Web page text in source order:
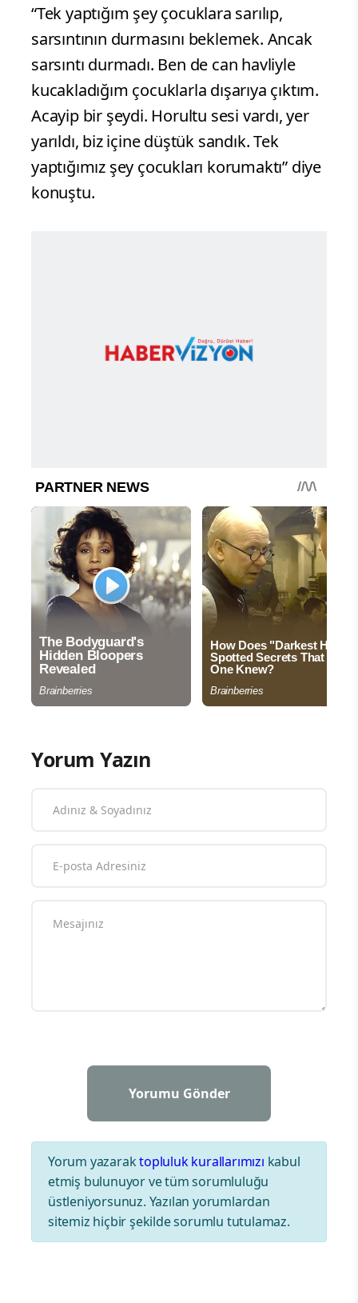
“Tek yaptığım şey çocuklara sarılıp,
sarsıntının durmasını beklemek. Ancak
sarsıntı durmadı. Ben de can havliyle
kucakladığım çocuklarla dışarıya çıktım.
Acayip bir şeydi. Horultu sesi vardı, yer
yarıldı, biz içine düştük sandık. Tek
yaptığımız şey çocukları korumaktı” diye
konuştu.
Yorum Yazın
Yorum yazaraktopluluk kurallarımızı kabul
etmiş bulunuyor ve tüm sorumluluğu
üstleniyorsunuz. Yazılan yorumlardan
sitemiz hiçbir şekilde sorumlu tutulamaz.